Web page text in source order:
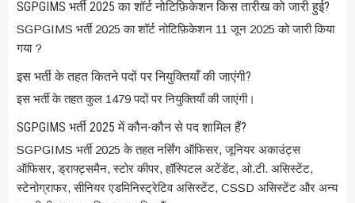
SGPGIMS भर्ती 2025 का शॉर्ट नोटिफ़िकेशन किस तारीख को जारी हुई?
SGPGIMS भर्ती 2025 का शॉर्ट नोटिफ़िकेशन 11 जून 2025 को जारी किया
गया ?
इस भर्ती के तहत कितने पदों पर नियुक्तियाँ की जाएंगी?
इस भर्ती के तहत कुल 1479 पदों पर नियुक्तियाँ की जाएंगी।
SGPGIMS भर्ती 2025 में कौन-कौन से पद शामिल हैं?
SGPGIMS भर्ती 2025 के तहत नर्सिंग ऑफिसर, जूनियर अकाउंट्स
ऑफिसर, ड्राफ्ट्समैन, स्टोर कीपर, हॉस्पिटल अटेंडेंट, ओ.टी. असिस्टेंट,
स्टेनोग्राफर, सीनियर एडमिनिस्ट्रेटिव असिस्टेंट, CSSD असिस्टेंट और अन्य